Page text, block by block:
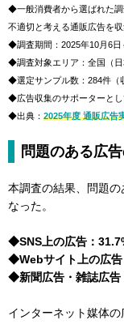
◆一般消費者から選ばれた
不適切と考える通販広告を
◆調査期間：2025年10月6日
◆調査対象エリア：全国（日
◆選定サンプル数：284件（
◆広告収集のサポーターと
◆出典： 2025年度 通販広告
問題のある広
本調査の結果、問題
なった。
◆SNS上の広告：
◆Webサイト上の広告
◆新聞広告・雑誌広告
インターネット媒体の